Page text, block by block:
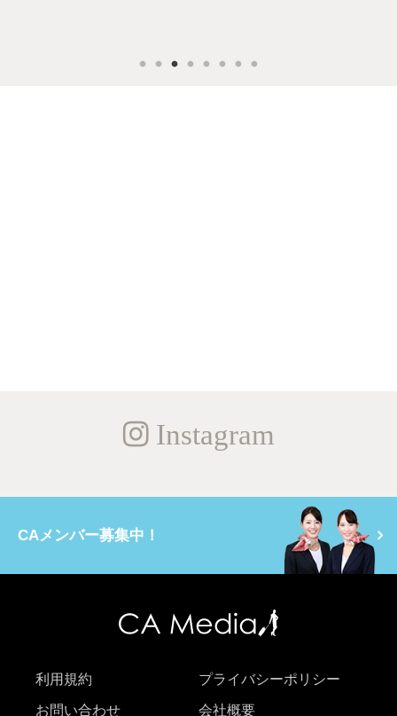
Instagram
CAメンバー募集中！
利用規約 プライバシーポリシー
お問い合わせ 会社概要